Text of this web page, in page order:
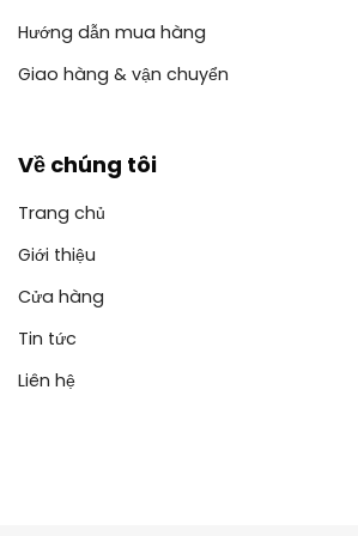
Hướng dẫn mua hàng
Giao hàng & vận chuyển
Về chúng tôi
Trang chủ
Giới thiệu
Cửa hàng
Tin tức
Liên hệ